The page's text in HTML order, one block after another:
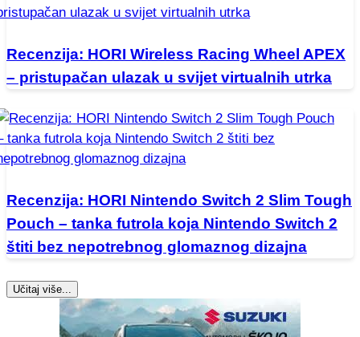
Recenzija: HORI Wireless Racing Wheel APEX
– pristupačan ulazak u svijet virtualnih utrka
Recenzija: HORI Nintendo Switch 2 Slim Tough
Pouch – tanka futrola koja Nintendo Switch 2
štiti bez nepotrebnog glomaznog dizajna
Učitaj više...